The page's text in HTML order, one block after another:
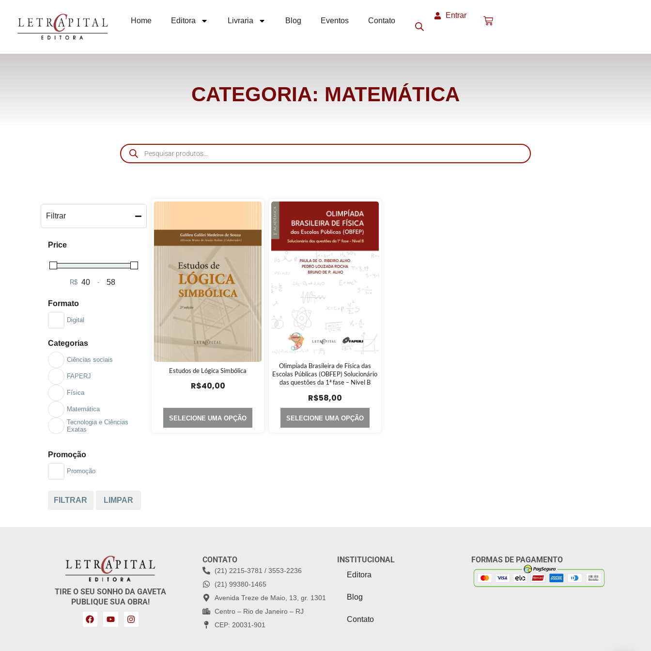
Home Editora Livraria Blog Eventos Contato
Entrar
CATEGORIA: MATEMÁTICA
Filtrar
Price
R$ Minimum Price
-Maximum Price
Formato
Digital
Categorias
Ciências sociais
FAPERJ
Física
Matemática
Tecnologia e Ciências
Exatas
Promoção
Promoção
FILTRAR LIMPAR
Estudos de Lógica Simbólica
R$40,00
SELECIONE UMA OPÇÃO
Olimpíada Brasileira de Física das
Escolas Públicas (OBFEP) Solucionário
das questões da 1ª fase – Nível B
R$58,00
SELECIONE UMA OPÇÃO
TIRE O SEU SONHO DA GAVETA
PUBLIQUE SUA OBRA!
CONTATO
(21) 2215-3781 / 3553-2236
(21) 99380-1465
Avenida Treze de Maio, 13, gr. 1301
Centro – Rio de Janeiro – RJ
CEP: 20031-901
INSTITUCIONAL
Editora
Blog
Contato
FORMAS DE PAGAMENTO